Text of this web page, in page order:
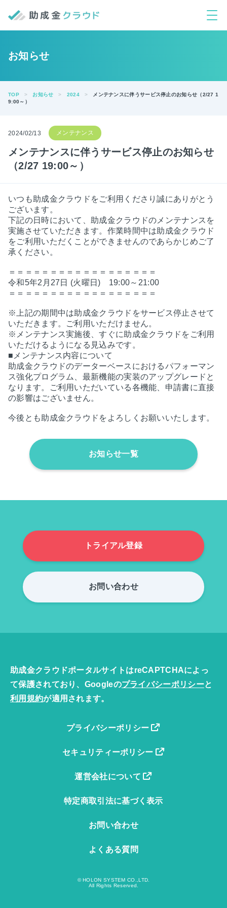
お知らせ
TOP お知らせ 2024
メンテナンスに伴うサービス停止のお知らせ（2/27 1
9:00～）
2024/02/13
メンテナンスに伴うサービス停止のお知らせ
（2/27 19:00～）
いつも助成金クラウドをご利用くださり誠にありがとう
ございます。
下記の日時において、助成金クラウドのメンテナンスを
実施させていただきます。作業時間中は助成金クラウド
をご利用いただくことができませんのであらかじめご了
承ください。
＝＝＝＝＝＝＝＝＝＝＝＝＝＝＝＝＝＝
令和5年2月27日 (火曜日) 19:00～21:00
＝＝＝＝＝＝＝＝＝＝＝＝＝＝＝＝＝＝
※上記の期間中は助成金クラウドをサービス停止させて
いただきます。ご利用いただけません。
※メンテナンス実施後、すぐに助成金クラウドをご利用
いただけるようになる見込みです。
■メンテナンス内容について
助成金クラウドのデーターベースにおけるパフォーマン
ス強化プログラム、最新機能の実装のアップグレードと
なります。ご利用いただいている各機能、申請書に直接
の影響はございません。
今後とも助成金クラウドをよろしくお願いいたします。
お知らせ一覧
トライアル登録
お問い合わせ
助成金クラウドポータルサイトはreCAPTCHAによっ
て保護されており、Googleのプライバシーポリシーと
利用規約が適用されます。
プライバシーポリシー
セキュリティーポリシー
運営会社について
特定商取引法に基づく表示
お問い合わせ
よくある質問
© HOLON SYSTEM CO.,LTD.
All Rights Reserved.